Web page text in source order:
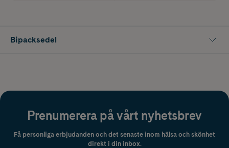
Bipacksedel
Prenumerera på vårt nyhetsbrev
Få personliga erbjudanden och det senaste inom hälsa och skönhet
direkt i din inbox.